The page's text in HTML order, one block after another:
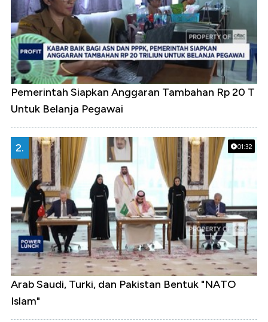
Pemerintah Siapkan Anggaran Tambahan Rp 20 T
Untuk Belanja Pegawai
01:32
2.
Arab Saudi, Turki, dan Pakistan Bentuk "NATO
Islam"